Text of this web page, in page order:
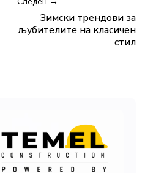
Зимски трендови за
љубителите на класичен
стил